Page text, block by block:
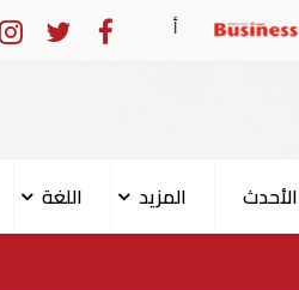
أسعار النفط تداول عند 80 دولاراً للبرميل.. وتراجع الأسهم الأمريكية
الأحدث المزيد
اللغة